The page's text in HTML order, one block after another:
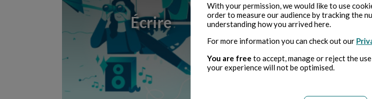
Écrire Humour /
With your permission, we would like to use
order to measure our audience by tracking the
understanding how you arrived here.
For more information you can check out our
You are free to accept, manage or reject the
your experience will not be optimised.